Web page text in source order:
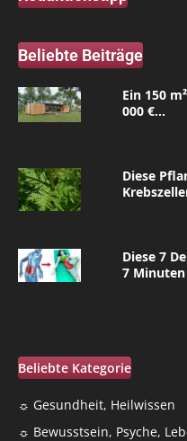
Beliebte Beiträge
Ein 150
000 €...
Diese
Diese 7
7
Beliebte Kategorie
☼ Gesundheit, Heilwissen
☼ Bewusstsein, Psyche,